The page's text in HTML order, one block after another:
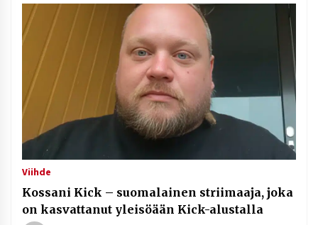
Viihde
Kossani Kick – suomalainen striimaaja, joka
on kasvattanut yleisöään Kick-alustalla